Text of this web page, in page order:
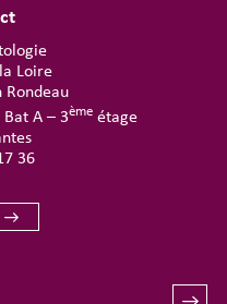
Loire
Rondeau
A – 3ème étage
36